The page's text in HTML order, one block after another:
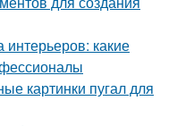
какие
картинки пугал для